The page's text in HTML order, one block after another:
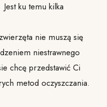
Jest ku temu kilka
nie muszą się
niestrawnego
chcę przedstawić Ci
metod oczyszczania.